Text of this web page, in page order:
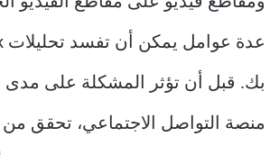
بك. قبل أن تؤثر المشكلة على
منصة التواصل الاجتماعي، تحقق